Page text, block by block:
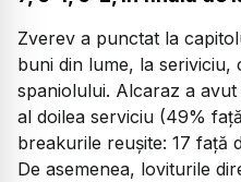
Zverev a punctat la
buni din lume, la seriviciu,
spaniolului. Alcaraz a
al doilea serviciu (49%
breakurile reușite: 17 față
De asemenea, loviturile